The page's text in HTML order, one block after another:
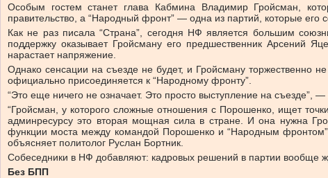
Особым гостем станет глава Кабмина Владимир Гройсман,
правительство, а “Народный фронт” — одна из партий, которые
Как не раз писала “Страна”, сегодня НФ является большим
поддержку оказывает Гройсману его предшественник Арсений
нарастает напряжение.
Однако сенсации на съезде не будет, и Гройсману торжественно
официально присоединяется к “Народному фронту”.
“Это еще ничего не означает. Это просто выступление на съезде”, —
“Гройсман, у которого сложные отношения с Порошенко, ищет
админресурсу это вторая мощная сила в стране. И она нужна
функции моста между командой Порошенко и “Народным
объясняет политолог Руслан Бортник.
Собеседники в НФ добавляют: кадровых решений в партии вообще
Без БПП